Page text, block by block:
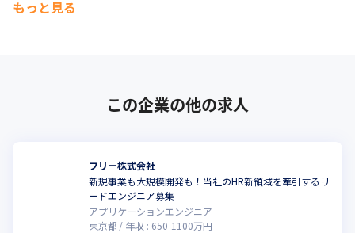
もっと見る
この企業の他の求人
フリー株式会社
新規事業も大規模開発も！当社のHR新領域を牽引するリ
ードエンジニア募集
アプリケーションエンジニア
東京都
年収 : 650-1100万円